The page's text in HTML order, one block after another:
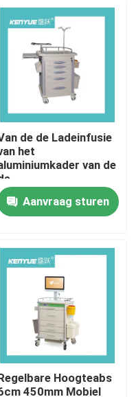
de de Ladeinfusie
het
van de
960mm
Noodsituatie
Aanvraag sturen
Hoogteabs
450mm Mobiel